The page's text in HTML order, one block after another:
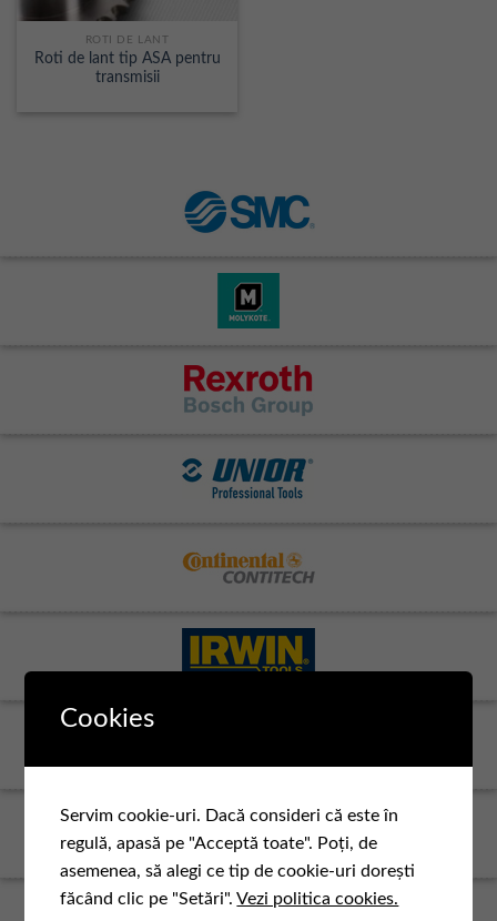
ROTI DE LANT
Roti de lant tip ASA pentru
transmisii
Cookies
Servim cookie-uri. Dacă consideri că este în
regulă, apasă pe "Acceptă toate". Poți, de
asemenea, să alegi ce tip de cookie-uri dorești
făcând clic pe "Setări".Vezi politica cookies.